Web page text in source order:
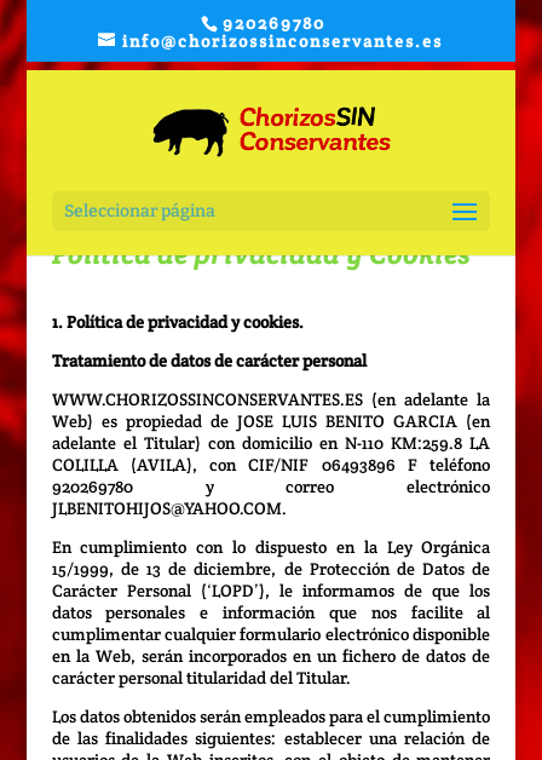
920269780
info@chorizossinconservantes.es
Seleccionar página
Política de privacidad y Cookies
1. Política de privacidad y cookies.
Tratamiento de datos de carácter personal
WWW.CHORIZOSSINCONSERVANTES.ES (en adelante la
Web) es propiedad de JOSE LUIS BENITO GARCIA (en
adelante el Titular) con domicilio en N-110 KM:259.8 LA
COLILLA (AVILA), con CIF/NIF 06493896 F teléfono
920269780 y correo electrónico
JLBENITOHIJOS@YAHOO.COM.
En cumplimiento con lo dispuesto en la Ley Orgánica
15/1999, de 13 de diciembre, de Protección de Datos de
Carácter Personal (‘LOPD’), le informamos de que los
datos personales e información que nos facilite al
cumplimentar cualquier formulario electrónico disponible
en la Web, serán incorporados en un fichero de datos de
carácter personal titularidad del Titular.
Los datos obtenidos serán empleados para el cumplimiento
de las finalidades siguientes: establecer una relación de